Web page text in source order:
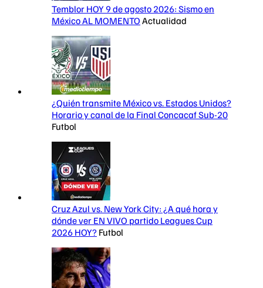
Temblor HOY 9 de agosto 2026: Sismo en
México AL MOMENTO Actualidad
¿Quién transmite México vs. Estados Unidos?
Horario y canal de la Final Concacaf Sub-20
Futbol
Cruz Azul vs. New York City: ¿A qué hora y
dónde ver EN VIVO partido Leagues Cup
2026 HOY? Futbol